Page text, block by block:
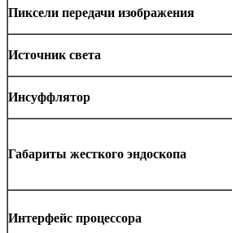
Пиксели передачи изображения
Источник света
Инсуффлятор
Габариты жесткого эндоскопа
Интерфейс процессора